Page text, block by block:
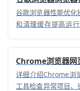
谷歌浏览器性能优化
和清理缓存提高运
Chrome浏览器网
详细介绍Chrome浏
工具检查异常项目、